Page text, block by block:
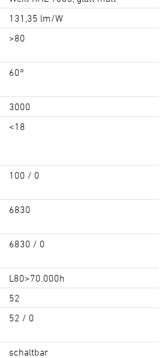
131,35 lm/W
>80
60°
3000
<18
100 / 0
6830
6830 / 0
L80>70.000h
52
52 / 0
schaltbar